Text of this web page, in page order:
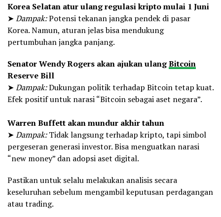
Korea Selatan atur ulang regulasi kripto mulai 1 Juni
➤Dampak:Potensi tekanan jangka pendek di pasar
Korea. Namun, aturan jelas bisa mendukung
pertumbuhan jangka panjang.
Senator Wendy Rogers akan ajukan ulangBitcoin
Reserve Bill
➤Dampak:Dukungan politik terhadap Bitcoin tetap kuat.
Efek positif untuk narasi “Bitcoin sebagai aset negara”.
Warren Buffett akan mundur akhir tahun
➤Dampak:Tidak langsung terhadap kripto, tapi simbol
pergeseran generasi investor. Bisa menguatkan narasi
“new money” dan adopsi aset digital.
Pastikan untuk selalu melakukan analisis secara
keseluruhan sebelum mengambil keputusan perdagangan
atau trading.